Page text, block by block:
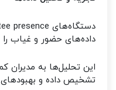
داده‌های حضور و غیاب
این تحلیل‌ها به مدیران
تشخیص داده و بهبودهای